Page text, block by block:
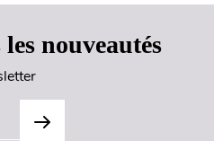
nouveautés